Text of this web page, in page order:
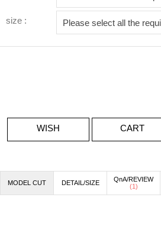
size :
WISH CART
MODEL CUT DETAIL/SIZE
QnA/REVIEW
(1)